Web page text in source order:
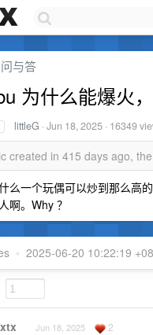
问与答
为什么能爆火
littleG ·Jun 18, 2025 · 16349
created in 415 days ago,
么一个玩偶可以炒到那么高
啊。Why ？
• 2025-06-20 10:22:19
xtx Jun 18, 2025 2